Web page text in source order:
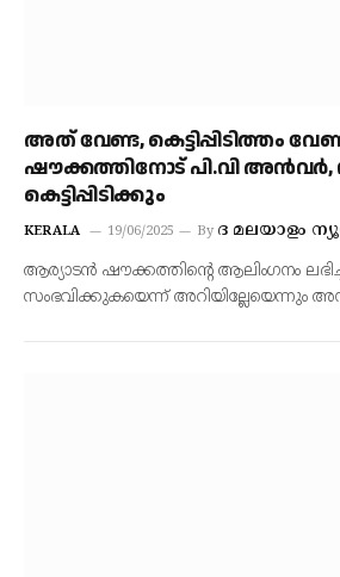
അത് വേണ്ട, കെട്ടിപ്പിടിത്തം
ഷൗക്കത്തിനോട് പി.വി അൻവർ,
കെട്ടിപ്പിടിക്കും
KERALA 19/06/2025 By ദ മലയാളം
ആര്യാടൻ ഷൗക്കത്തിന്റെ ആലിംഗനം
സംഭവിക്കുകയെന്ന് അറിയില്ലേയെന്നും